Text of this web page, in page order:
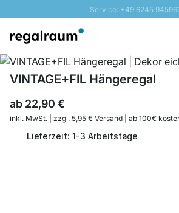
Service: +49 6245
Schnelle Lieferung - Gratis
SUNNY SALE: Bis zu 20%
VINTAGE+FIL Hängeregal
ab 22,90 €
inkl. MwSt. | zzgl. 5,95 € Versand | ab 100€
Lieferzeit: 1-3 Arbeitstage